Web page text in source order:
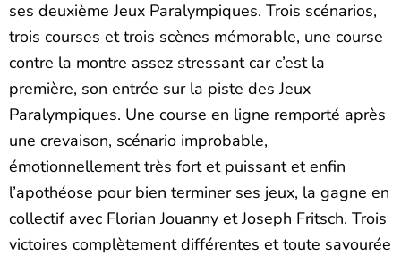
ses deuxième Jeux Paralympiques. Trois scénarios,
trois courses et trois scènes mémorable, une course
contre la montre assez stressant car c’est la
première, son entrée sur la piste des Jeux
Paralympiques. Une course en ligne remporté après
une crevaison, scénario improbable,
émotionnellement très fort et puissant et enfin
l’apothéose pour bien terminer ses jeux, la gagne en
collectif avec Florian Jouanny et Joseph Fritsch. Trois
victoires complètement différentes et toute savourée